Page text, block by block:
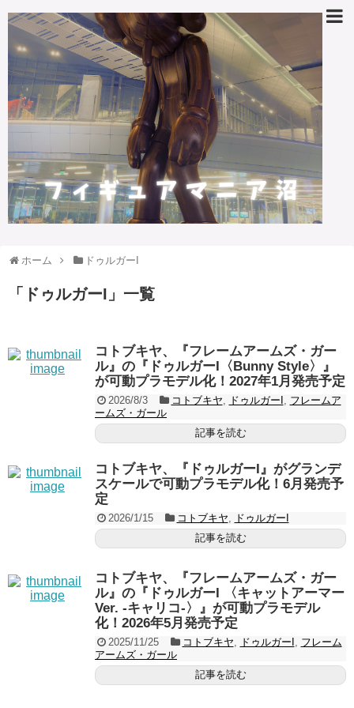
ホーム ドゥルガーI
「 ドゥルガーI 」 一覧
コトブキヤ、『フレームアームズ・ガー
ル』の『ドゥルガーI〈Bunny Style〉』
が可動プラモデル化！2027年1月発売予定
2026/8/3 コトブキヤ, ドゥルガーI , フレームア
ームズ・ガール
記事を読む
コトブキヤ、『ドゥルガーI』がグランデ
スケールで可動プラモデル化！6月発売予
定
2026/1/15 コトブキヤ, ドゥルガーI
記事を読む
コトブキヤ、『フレームアームズ・ガー
ル』の『ドゥルガーI 〈キャットアーマー
Ver. -キャリコ-〉』が可動プラモデル
化！2026年5月発売予定
2025/11/25 コトブキヤ, ドゥルガーI , フレーム
アームズ・ガール
記事を読む